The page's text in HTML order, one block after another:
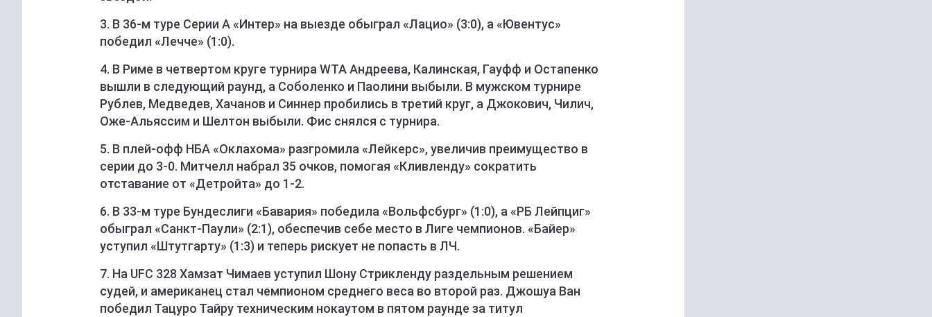
3. В 36-м туре Серии А «Интер» на выезде обыграл «Лацио» (3:0), а «Ювентус»
победил «Лечче» (1:0).
4. В Риме в четвертом круге турнира WTA Андреева, Калинская, Гауфф и Остапенко
вышли в следующий раунд, а Соболенко и Паолини выбыли. В мужском турнире
Рублев, Медведев, Хачанов и Синнер пробились в третий круг, а Джокович, Чилич,
Оже-Альяссим и Шелтон выбыли. Фис снялся с турнира.
5. В плей-офф НБА «Оклахома» разгромила «Лейкерс», увеличив преимущество в
серии до 3-0. Митчелл набрал 35 очков, помогая «Кливленду» сократить
отставание от «Детройта» до 1-2.
6. В 33-м туре Бундеслиги «Бавария» победила «Вольфсбург» (1:0), а «РБ Лейпциг»
обыграл «Санкт-Паули» (2:1), обеспечив себе место в Лиге чемпионов. «Байер»
уступил «Штутгарту» (1:3) и теперь рискует не попасть в ЛЧ.
7. На UFC 328 Хамзат Чимаев уступил Шону Стрикленду раздельным решением
судей, и американец стал чемпионом среднего веса во второй раз. Джошуа Ван
победил Тацуро Тайру техническим нокаутом в пятом раунде за титул